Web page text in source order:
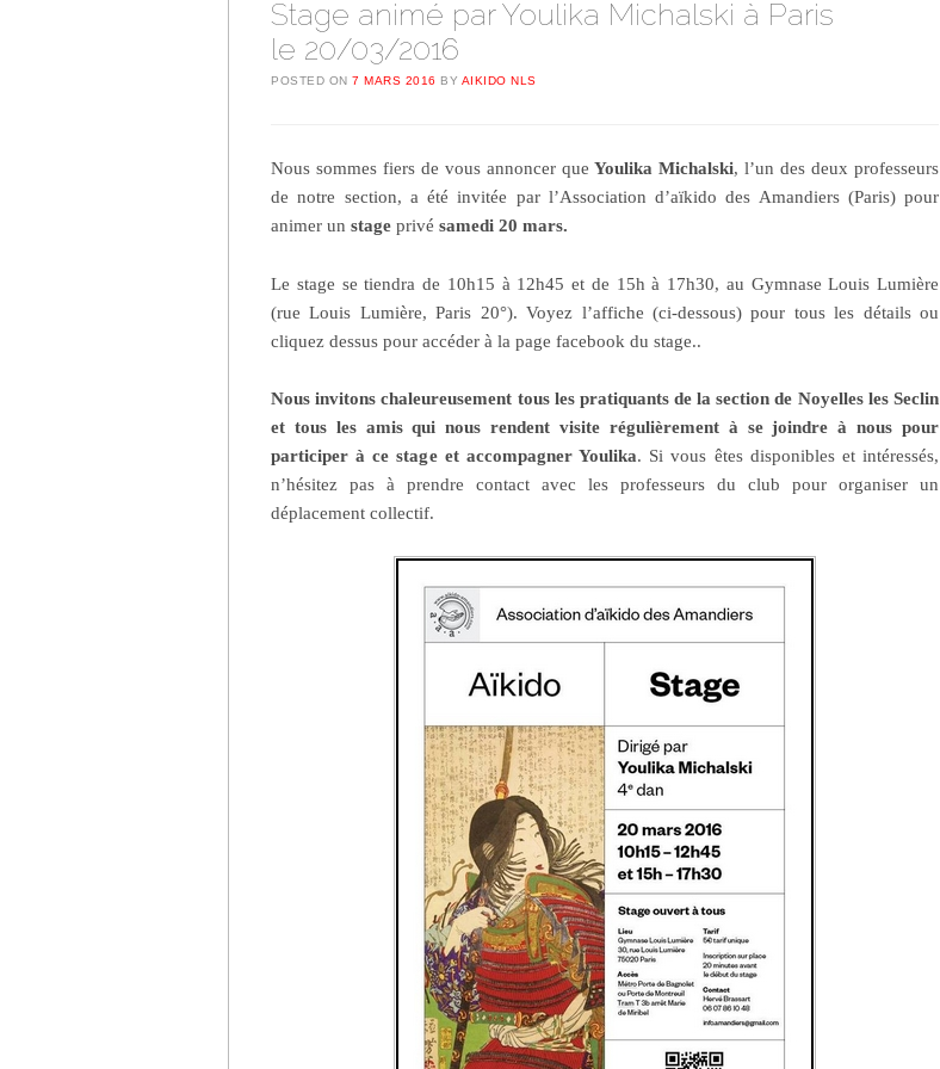
Stage animé par Youlika Michalski à Paris
le 20/03/2016
POSTED ON 7 MARS 2016 BY AIKIDO NLS
Nous sommes fiers de vous annoncer queYoulika Michalski, l’un des deux professeurs
de notre section, a été invitée par l’Association d’aïkido des Amandiers (Paris) pour
animer un stage privé samedi 20 mars.
Le stage se tiendra de 10h15 à 12h45 et de 15h à 17h30, au Gymnase Louis Lumière
(rue Louis Lumière, Paris 20°). Voyez l’affiche (ci-dessous) pour tous les détails ou
cliquez dessus pour accéder à la page facebook du stage..
Nous invitons chaleureusement tous les pratiquants de la section de Noyelles les Seclin
et tous les amis qui nous rendent visite régulièrement à se joindre à nous pour
participer à ce stage et accompagner Youlika. Si vous êtes disponibles et intéressés,
n’hésitez pas à prendre contact avec les professeurs du club pour organiser un
déplacement collectif.